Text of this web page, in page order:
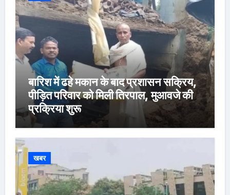
बारिश में ढहे मकान के बाद प्रशासन सक्रिय,
पीड़ित परिवार को मिली तिरपाल, मुआवजे की
प्रक्रिया शुरू
खबर